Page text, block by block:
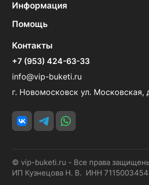
Информация
Помощь
Контакты
+7 (953) 424-63-33
info@vip-buketi.ru
г. Новомосковск ул. Московская,
© vip-buketi.ru - Все права
ИП Кузнецова Н. В. ИНН